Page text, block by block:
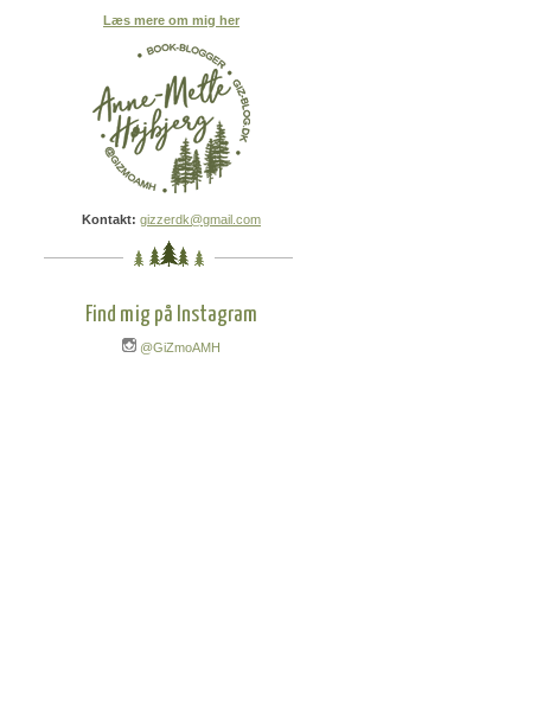
Læs mere om mig her
Kontakt: gizzerdk@gmail.com
Find mig på Instagram
@GiZmoAMH